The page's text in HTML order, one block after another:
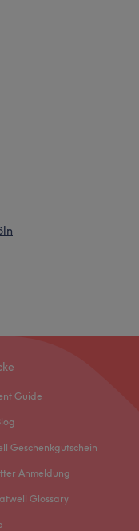
Guide
Geschenkgutschein
Anmeldung
Glossary